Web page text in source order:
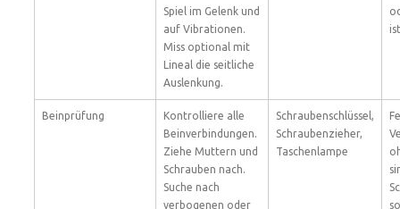
Spiel im Gelenk und
auf Vibrationen.
Miss optional mit
Lineal die seitliche
Auslenkung.
Beinprüfung
Kontrolliere alle
Beinverbindungen.
Ziehe Muttern und
Schrauben nach.
Suche nach
verbogenen oder
Schraubenschlüssel,
Schraubenzieher,
Taschenlampe